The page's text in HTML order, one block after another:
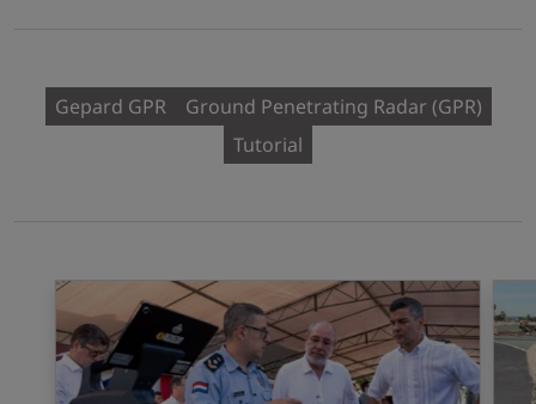
Gepard GPR
Ground Penetrating Radar (GPR)
Tutorial